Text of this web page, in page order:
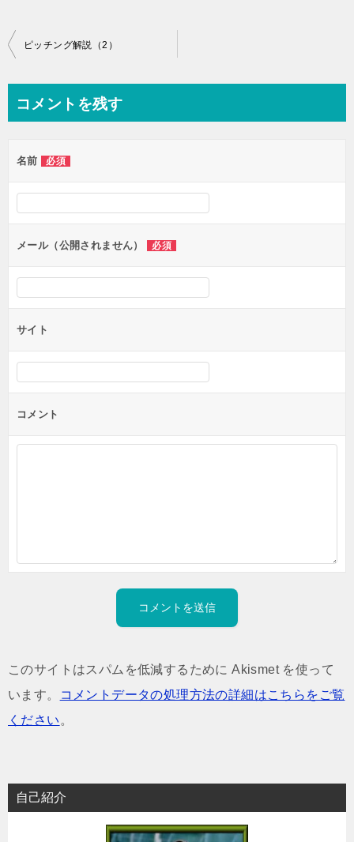
投
ビ
ー
シ
ン
ピッチング解説（2）
コメントを残す
名前 必須
メール（公開されません） 必須
サイト
コメント
このサイトはスパムを低減するために Akismet を使って
います。
コメントデータの処理方法の詳細はこちらをご覧
ください 。
自己紹介